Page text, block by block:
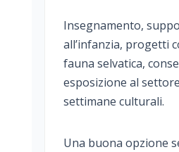
Insegnamento,
all’infanzia, progetti
fauna selvatica,
esposizione al
settimane culturali.
Una buona opzione